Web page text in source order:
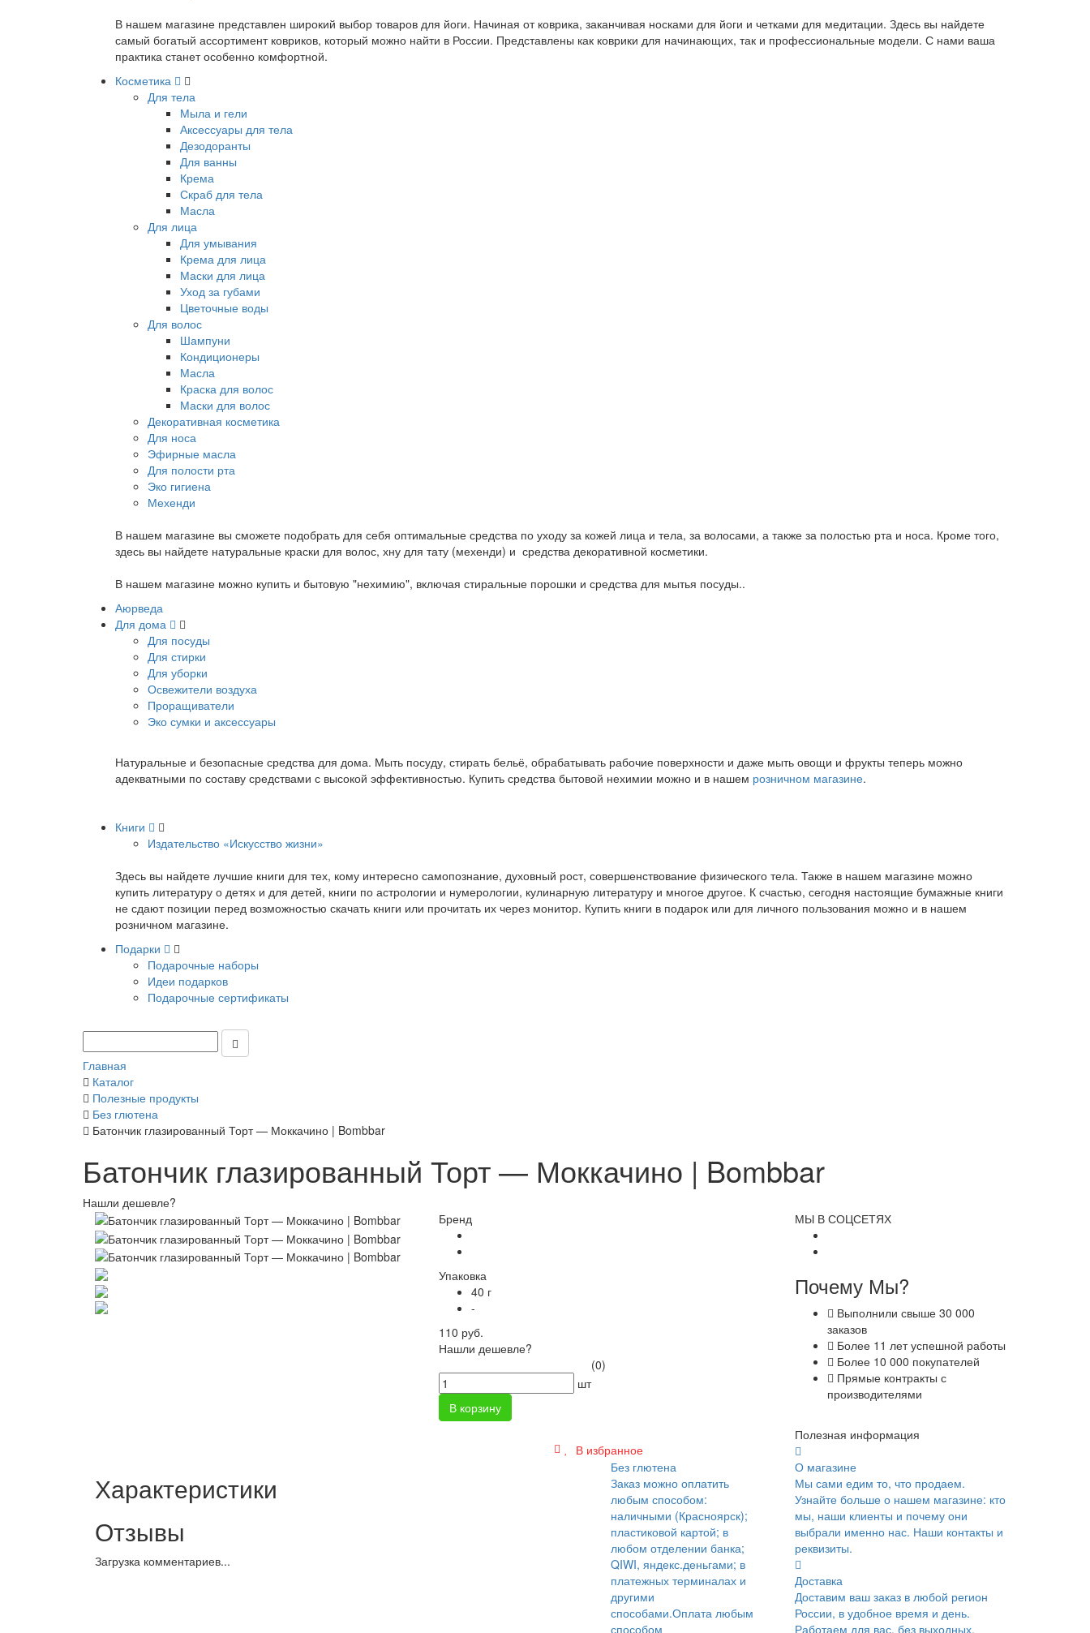
В нашем магазине представлен широкий выбор товаров для йоги. Начиная от коврика, заканчивая носками для йоги и четками для медитации. Здесь вы найдете
самый богатый ассортимент ковриков, который можно найти в России. Представлены как коврики для начинающих, так и профессиональные модели. С нами ваша
практика станет особенно комфортной.
Косметика
Для тела
Мыла и гели
Аксессуары для тела
Дезодоранты
Для ванны
Крема
Скраб для тела
Масла
Для лица
Для умывания
Крема для лица
Маски для лица
Уход за губами
Цветочные воды
Для волос
Шампуни
Кондиционеры
Масла
Краска для волос
Маски для волос
Декоративная косметика
Для носа
Эфирные масла
Для полости рта
Эко гигиена
Мехенди
В нашем магазине вы сможете подобрать для себя оптимальные средства по уходу за кожей лица и тела, за волосами, а также за полостью рта и носа. Кроме того,
здесь вы найдете натуральные краски для волос, хну для тату (мехенди) и средства декоративной косметики.
В нашем магазине можно купить и бытовую "нехимию", включая стиральные порошки и средства для мытья посуды..
Аюрведа
Для дома
Для посуды
Для стирки
Для уборки
Освежители воздуха
Проращиватели
Эко сумки и аксессуары
Натуральные и безопасные средства для дома. Мыть посуду, стирать бельё, обрабатывать рабочие поверхности и даже мыть овощи и фрукты теперь можно
адекватными по составу средствами с высокой эффективностью. Купить средства бытовой нехимии можно и в нашем розничном магазине.
Книги
Издательство «Искусство жизни»
Здесь вы найдете лучшие книги для тех, кому интересно самопознание, духовный рост, совершенствование физического тела. Также в нашем магазине можно
купить литературу о детях и для детей, книги по астрологии и нумерологии, кулинарную литературу и многое другое. К счастью, сегодня настоящие бумажные книги
не сдают позиции перед возможностью скачать книги или прочитать их через монитор. Купить книги в подарок или для личного пользования можно и в нашем
розничном магазине.
Подарки
Подарочные наборы
Идеи подарков
Подарочные сертификаты
Главная
Каталог
Полезные продукты
Без глютена
Батончик глазированный Торт — Моккачино | Bombbar
Батончик глазированный Торт — Моккачино | Bombbar
Нашли дешевле?
Бренд
Упаковка
40 г
-
110 руб.
Нашли дешевле?
(0)
шт
В корзину
В избранное
Характеристики
Отзывы
Загрузка комментариев...
Без глютена
Заказ можно оплатить
любым способом:
наличными (Красноярск);
пластиковой картой; в
любом отделении банка;
QIWI, яндекс.деньгами; в
платежных терминалах и
другими
способами.Оплата любым
способом
МЫ В СОЦСЕТЯХ
Почему Мы?
Выполнили свыше 30 000
заказов
Более 11 лет успешной работы
Более 10 000 покупателей
Прямые контракты с
производителями
Полезная информация
О магазине
Мы сами едим то, что продаем.
Узнайте больше о нашем магазине: кто
мы, наши клиенты и почему они
выбрали именно нас. Наши контакты и
реквизиты.
Доставка
Доставим ваш заказ в любой регион
России, в удобное время и день.
Работаем для вас, без выходных.